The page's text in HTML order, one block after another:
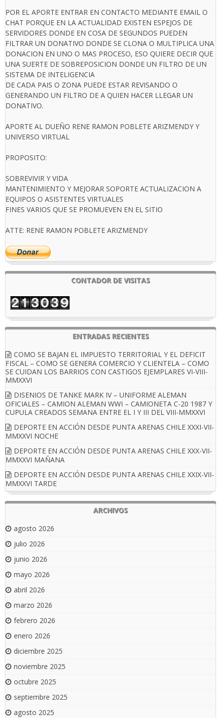
POR EL APORTE ENTRAR EN CONTACTO MEDIANTE EMAIL O
CHAT PORQUE EN LA ACTUALIDAD EXISTEN ESPEJOS DE
SERVIDORES DONDE EN COSA DE SEGUNDOS PUEDEN
FILTRAR UN DONATIVO DONDE SE CLONA O MULTIPLICA UNA
DONACION EN UNO O MAS PROCESO, ESO QUIERE DECIR QUE
UNA SUERTE DE SOBREPOSICION DONDE UN FILTRO DE UN
SISTEMA DE INTELIGENCIA
DE CADA PAIS O ZONA PUEDE ESTAR REVISANDO O
GENERANDO UN FILTRO DE A QUIEN HACER LLEGAR UN
DONATIVO.
APORTE AL DUEÑO RENE RAMON POBLETE ARIZMENDY Y
UNIVERSO VIRTUAL
PROPOSITO:
SOBREVIVIR Y VIDA
MANTENIMIENTO Y MEJORAR SOPORTE ACTUALIZACION A
EQUIPOS O ASISTENTES VIRTUALES
FINES VARIOS QUE SE PROMUEVEN EN EL SITIO
ATTE: RENE RAMON POBLETE ARIZMENDY
CONTADOR DE VISITAS
ENTRADAS RECIENTES
COMO SE BAJAN EL IMPUESTO TERRITORIAL Y EL DEFICIT
FISCAL – COMO SE GENERA COMERCIO Y CLIENTELA – COMO
SE CUIDAN LOS BARRIOS CON CASTIGOS EJEMPLARES VI-VIII-
MMXXVI
DISENIOS DE TANKE MARK IV – UNIFORME ALEMAN
OFICIALES – CAMION ALEMAN WWI – CAMIONETA C-20 1987 Y
CUPULA CREADOS SEMANA ENTRE EL I Y III DEL VIII-MMXXVI
DEPORTE EN ACCIÓN DESDE PUNTA ARENAS CHILE XXXI-VII-
MMXXVI NOCHE
DEPORTE EN ACCIÓN DESDE PUNTA ARENAS CHILE XXX-VII-
MMXXVI MAÑANA
DEPORTE EN ACCIÓN DESDE PUNTA ARENAS CHILE XXIX-VII-
MMXXVI TARDE
ARCHIVOS
agosto 2026
julio 2026
junio 2026
mayo 2026
abril 2026
marzo 2026
febrero 2026
enero 2026
diciembre 2025
noviembre 2025
octubre 2025
septiembre 2025
agosto 2025